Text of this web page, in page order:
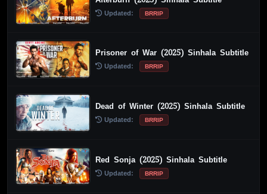
Updated: BRRIP
Prisoner of War (2025) Sinhala Subtitle
Updated: BRRIP
Dead of Winter (2025) Sinhala Subtitle
Updated: BRRIP
Red Sonja (2025) Sinhala Subtitle
Updated: BRRIP